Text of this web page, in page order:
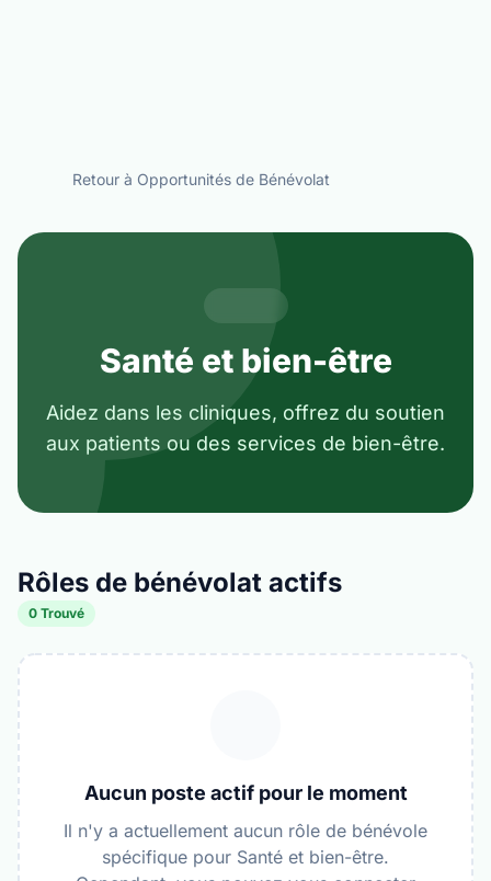
Retour à Opportunités de Bénévolat
Santé et bien-être
Aidez dans les cliniques, offrez du soutien
aux patients ou des services de bien-être.
Rôles de bénévolat actifs
0 Trouvé
Aucun poste actif pour le moment
Il n'y a actuellement aucun rôle de bénévole
spécifique pour Santé et bien-être.